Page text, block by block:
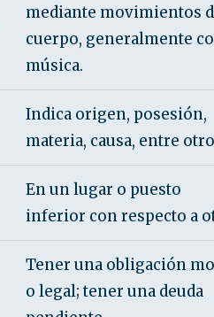
mediante movimientos
cuerpo, generalmente
música.
Indica origen, posesión,
materia, causa, entre
En un lugar o puesto
inferior con respecto a
Tener una obligación
o legal; tener una deuda